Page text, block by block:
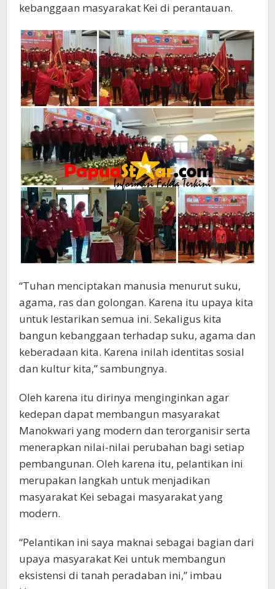
kebanggaan masyarakat Kei di perantauan.
“Tuhan menciptakan manusia menurut suku,
agama, ras dan golongan. Karena itu upaya kita
untuk lestarikan semua ini. Sekaligus kita
bangun kebanggaan terhadap suku, agama dan
keberadaan kita. Karena inilah identitas sosial
dan kultur kita,” sambungnya.
Oleh karena itu dirinya menginginkan agar
kedepan dapat membangun masyarakat
Manokwari yang modern dan terorganisir serta
menerapkan nilai-nilai perubahan bagi setiap
pembangunan. Oleh karena itu, pelantikan ini
merupakan langkah untuk menjadikan
masyarakat Kei sebagai masyarakat yang
modern.
“Pelantikan ini saya maknai sebagai bagian dari
upaya masyarakat Kei untuk membangun
eksistensi di tanah peradaban ini,” imbau